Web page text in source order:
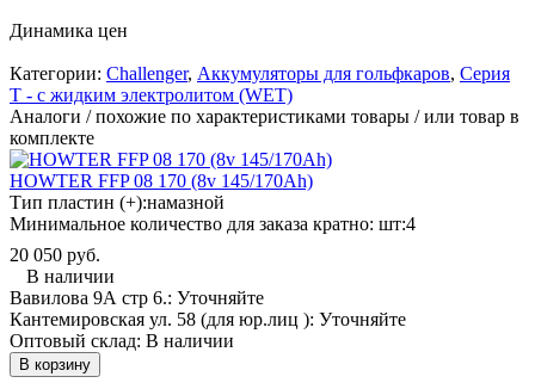
Динамика цен
Категории: Challenger, Аккумуляторы для гольфкаров, Серия
T - с жидким электролитом (WET)
Аналоги / похожие по характеристиками товары / или товар в
комплекте
HOWTER FFP 08 170 (8v 145/170Ah)
Тип пластин (+):намазной
Минимальное количество для заказа кратно: шт:4
20 050 руб.
В наличии
Вавилова 9А стр 6.: Уточняйте
Кантемировская ул. 58 (для юр.лиц ): Уточняйте
Оптовый склад: В наличии
В корзину